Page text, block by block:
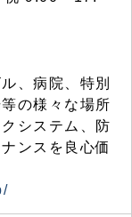
、病院、特別
の様々な場所
システム、防
ンスを良心価